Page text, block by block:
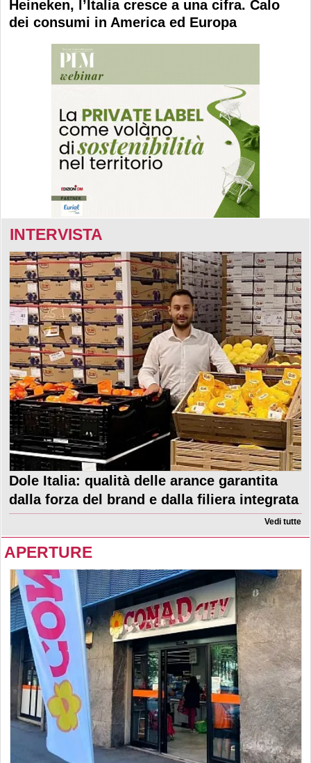
Heineken, l’Italia cresce a una cifra. Calo
dei consumi in America ed Europa
INTERVISTA
Dole Italia: qualità delle arance garantita
dalla forza del brand e dalla filiera integrata
Vedi tutte
APERTURE